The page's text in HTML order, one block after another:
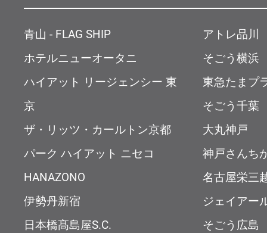
青山 - FLAG SHIP
ホテルニューオータニ
ハイアット リージェンシー 東
京
ザ・リッツ・カールトン京都
パーク ハイアット ニセコ
HANAZONO
伊勢丹新宿
日本橋髙島屋S.C.
アトレ品川
そごう横浜
東急たまプ
そごう千葉
大丸神戸
神戸さんち
名古屋栄三
ジェイアー
そごう広島